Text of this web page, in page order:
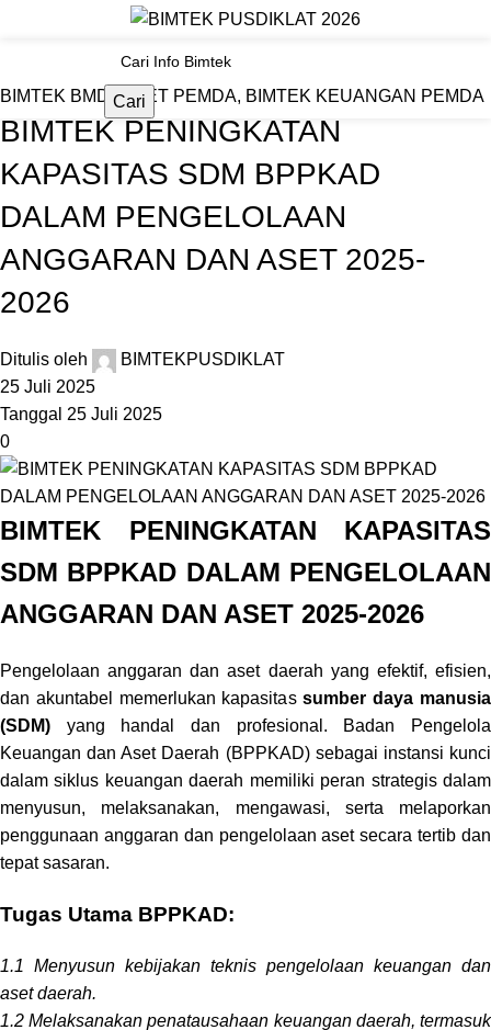
Cari
Materi Bimtek
BIMTEK BMD / ASET PEMDA
BIMTEK BMD / ASET PEMDA, BIMTEK KEUANGAN PEMDA
BIMTEK PENINGKATAN
KAPASITAS SDM BPPKAD
DALAM PENGELOLAAN
ANGGARAN DAN ASET 2025-
2026
Ditulis oleh
BIMTEKPUSDIKLAT
25 Juli 2025
Tanggal 25 Juli 2025
0
BIMTEK PENINGKATAN KAPASITAS
SDM BPPKAD DALAM PENGELOLAAN
ANGGARAN DAN ASET 2025-2026
Pengelolaan anggaran dan aset daerah yang efektif, efisien,
dan akuntabel memerlukan kapasitassumber daya manusia
(SDM)
yang handal dan profesional. Badan Pengelola
Keuangan dan Aset Daerah (BPPKAD) sebagai instansi kunci
dalam siklus keuangan daerah memiliki peran strategis dalam
menyusun, melaksanakan, mengawasi, serta melaporkan
penggunaan anggaran dan pengelolaan aset secara tertib dan
tepat sasaran.
Tugas Utama BPPKAD:
1.1 Menyusun kebijakan teknis pengelolaan keuangan dan
aset daerah.
1.2 Melaksanakan penatausahaan keuangan daerah, termasuk